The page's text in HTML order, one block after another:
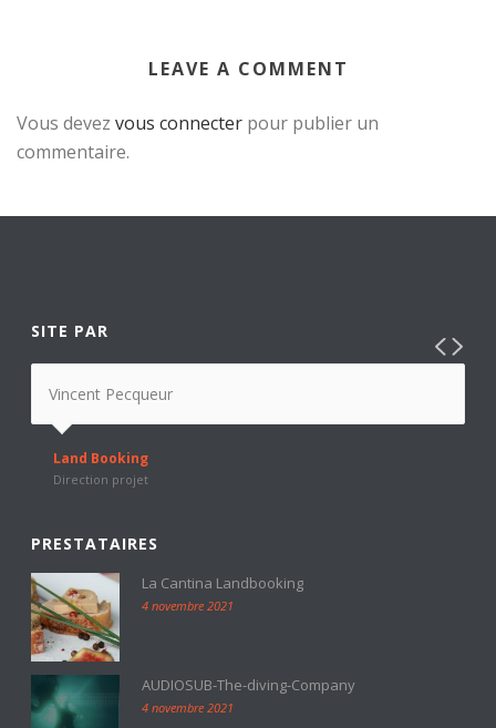
LEAVE A COMMENT
Vous devez vous connecter pour publier un
commentaire.
SITE PAR
Vincent Pecqueur
Land Booking
Direction projet
PRESTATAIRES
La Cantina Landbooking
4 novembre 2021
AUDIOSUB-The-diving-Company
4 novembre 2021